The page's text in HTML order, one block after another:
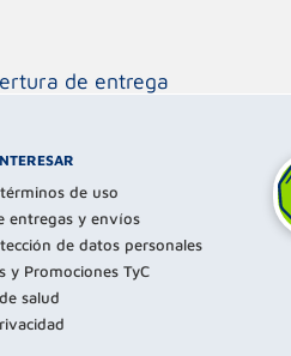
de entrega
de uso
entregas y envíos
de datos personales
y Promociones TyC
salud